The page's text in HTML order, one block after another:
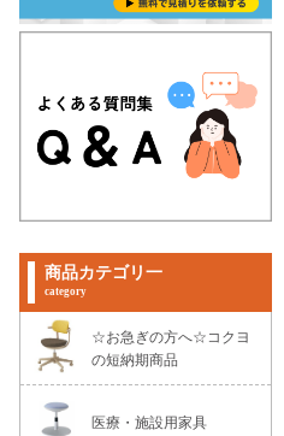
商品カテゴリ一
category
☆お急ぎの方へ☆コクヨ
の短納期商品
医療・施設用家具